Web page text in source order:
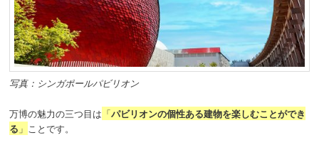
写真：シンガポールパビリオン
万博の魅力の三つ目は 「パビリオンの個性ある建物を楽しむことができ
る 」 ことです。